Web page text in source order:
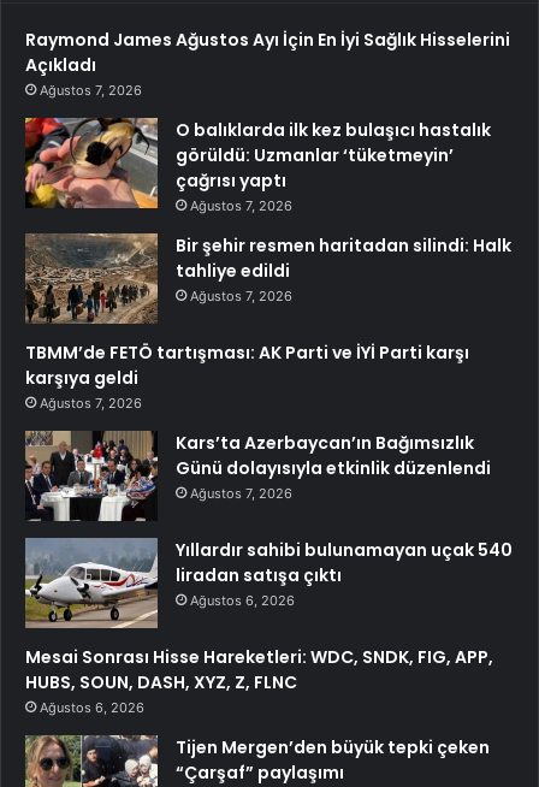
Raymond James Ağustos Ayı İçin En İyi Sağlık Hisselerini
Açıkladı
Ağustos 7, 2026
O balıklarda ilk kez bulaşıcı hastalık
görüldü: Uzmanlar ‘tüketmeyin’
çağrısı yaptı
Ağustos 7, 2026
Bir şehir resmen haritadan silindi: Halk
tahliye edildi
Ağustos 7, 2026
TBMM’de FETÖ tartışması: AK Parti ve İYİ Parti karşı
karşıya geldi
Ağustos 7, 2026
Kars’ta Azerbaycan’ın Bağımsızlık
Günü dolayısıyla etkinlik düzenlendi
Ağustos 7, 2026
Yıllardır sahibi bulunamayan uçak 540
liradan satışa çıktı
Ağustos 6, 2026
Mesai Sonrası Hisse Hareketleri: WDC, SNDK, FIG, APP,
HUBS, SOUN, DASH, XYZ, Z, FLNC
Ağustos 6, 2026
Tijen Mergen’den büyük tepki çeken
“Çarşaf” paylaşımı